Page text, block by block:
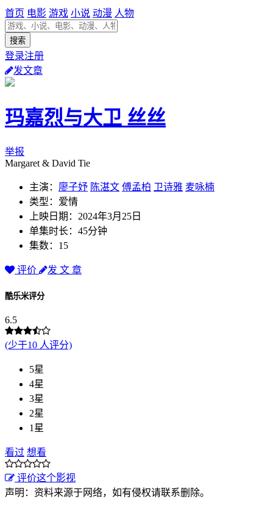
首页 电影 游戏 小说 动漫 人物
登录注册
发文章
玛嘉烈与大卫 丝丝
举报
Margaret & David Tie
主演： 廖子妤 陈湛文 傅孟柏 卫诗雅 麦咏楠
类型：爱情
上映日期：2024年3月25日
单集时长：45分钟
集数：15
评价 发 文 章
酷乐米评分
6.5
(少于10 人评分)
5星
4星
3星
2星
1星
看过 想看
评价这个影视
声明：资料来源于网络，如有侵权请联系删除。